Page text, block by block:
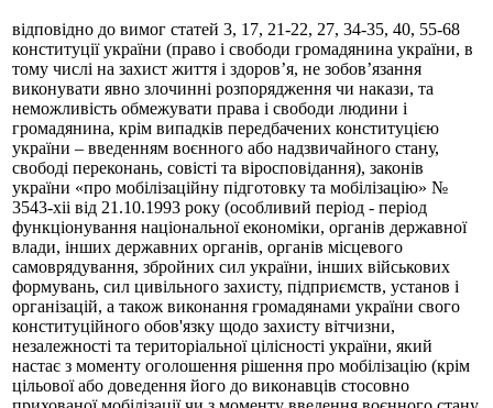
відповідно до вимог статей 3, 17, 21-22, 27, 34-35, 40, 55-68
конституції україни (право і свободи громадянина україни, в
тому числі на захист життя і здоров’я, не зобов’язання
виконувати явно злочинні розпорядження чи накази, та
неможливість обмежувати права і свободи людини і
громадянина, крім випадків передбачених конституцією
україни – введенням воєнного або надзвичайного стану,
свободі переконань, совісті та віросповідання), законів
україни «про мобілізаційну підготовку та мобілізацію» №
3543-xii від 21.10.1993 року (особливий період - період
функціонування національної економіки, органів державної
влади, інших державних органів, органів місцевого
самоврядування, збройних сил україни, інших військових
формувань, сил цивільного захисту, підприємств, установ і
організацій, а також виконання громадянами україни свого
конституційного обов'язку щодо захисту вітчизни,
незалежності та територіальної цілісності україни, який
настає з моменту оголошення рішення про мобілізацію (крім
цільової або доведення його до виконавців стосовно